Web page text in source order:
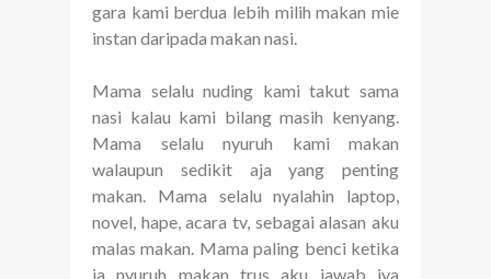
gara kami berdua lebih milih makan mie
instan daripada makan nasi.
Mama selalu nuding kami takut sama
nasi kalau kami bilang masih kenyang.
Mama selalu nyuruh kami makan
walaupun sedikit aja yang penting
makan. Mama selalu nyalahin laptop,
novel, hape, acara tv, sebagai alasan aku
malas makan. Mama paling benci ketika
ia nyuruh makan trus aku jawab iya